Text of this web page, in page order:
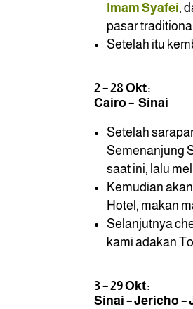
Imam Syafei,
pasar
Setelah itu
2 – 28 Okt:
Cairo – Sinai
Setelah
Semenanjung
saat ini, lalu
Kemudian
Hotel, makan
Selanjutnya
kami adakan
3 – 29 Okt:
Sinai – Jericho –